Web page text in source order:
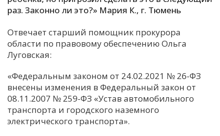
В
И
К
Т
раз. Законно ли это?» Мария К., г. Тюмень
Отвечает старший помощник прокурора
области по правовому обеспечению Ольга
Луговская:
«Федеральным законом от 24.02.2021 № 26-ФЗ
внесены изменения в Федеральный закон от
08.11.2007 № 259-ФЗ «Устав автомобильного
транспорта и городского наземного
электрического транспорта».